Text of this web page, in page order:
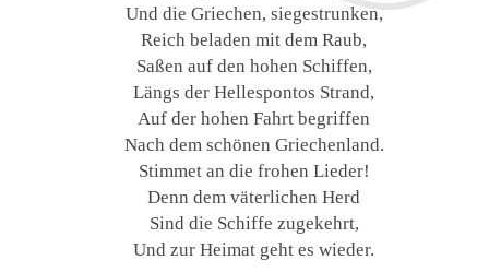
Und die Griechen, siegestrunken,
Reich beladen mit dem Raub,
Saßen auf den hohen Schiffen,
Längs der Hellespontos Strand,
Auf der hohen Fahrt begriffen
Nach dem schönen Griechenland.
Stimmet an die frohen Lieder!
Denn dem väterlichen Herd
Sind die Schiffe zugekehrt,
Und zur Heimat geht es wieder.